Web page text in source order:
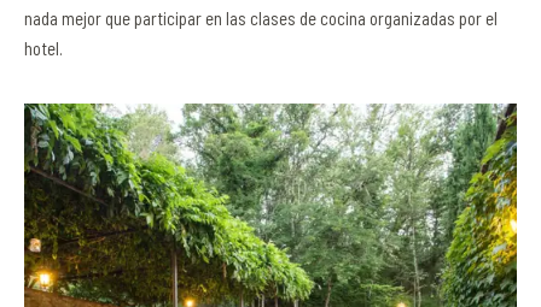
nada mejor que participar en las clases de cocina organizadas por el
hotel.